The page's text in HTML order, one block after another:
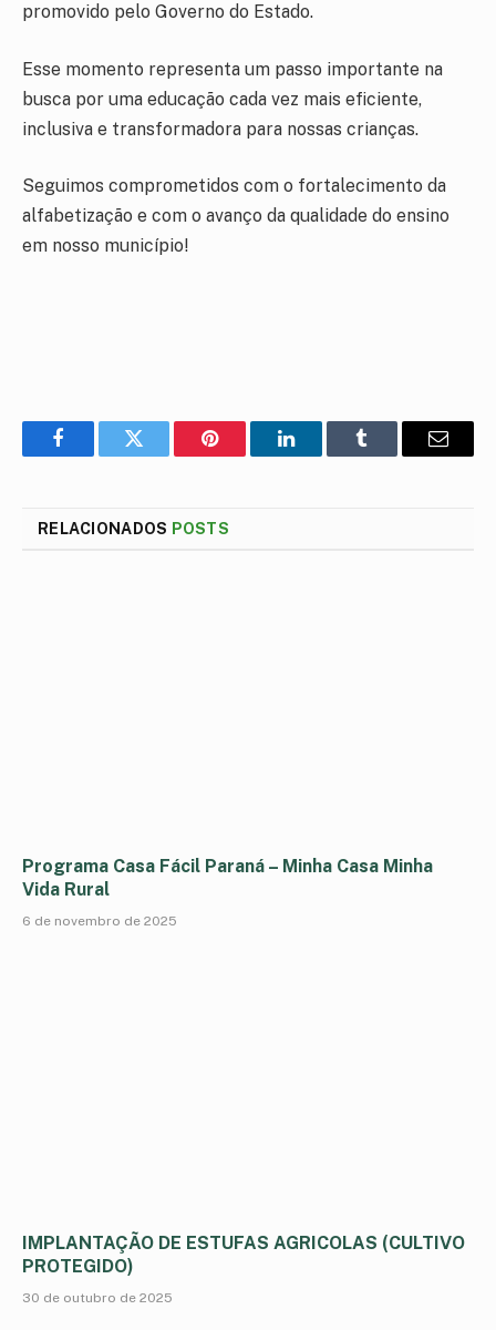
promovido pelo Governo do Estado.
Esse momento representa um passo importante na
busca por uma educação cada vez mais eficiente,
inclusiva e transformadora para nossas crianças.
Seguimos comprometidos com o fortalecimento da
alfabetização e com o avanço da qualidade do ensino
em nosso município!
FacebookTwitter Pinterest LinkedInTumblr
E-
RELACIONADOS POSTS
Programa Casa Fácil Paraná – Minha Casa Minha
Vida Rural
6 de novembro de 2025
IMPLANTAÇÃO DE ESTUFAS AGRICOLAS (CULTIVO
PROTEGIDO)
30 de outubro de 2025